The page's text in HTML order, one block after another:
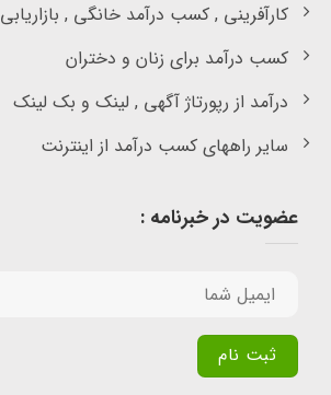
کارآفرینی , کسب درآمد خانگی , بازاریابی
کسب درآمد برای زنان و دختران
درآمد از رپورتاژ آگهی , لینک و بک لینک
سایر راههای کسب درآمد از اینترنت
عضویت در خبرنامه :